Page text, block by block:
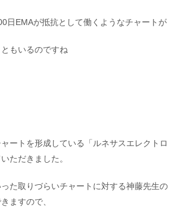
日EMAが抵抗として働くようなチャートが
もいるのですね
ートを形成している「ルネサスエレクトロ
ただきました。
た取りづらいチャートに対する神藤先生の
ますので、